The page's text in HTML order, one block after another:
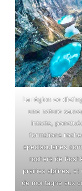
La région se
une nature
intacte,
formations
spectaculaires
rochers de
prairies alpines, et
de montagne aux